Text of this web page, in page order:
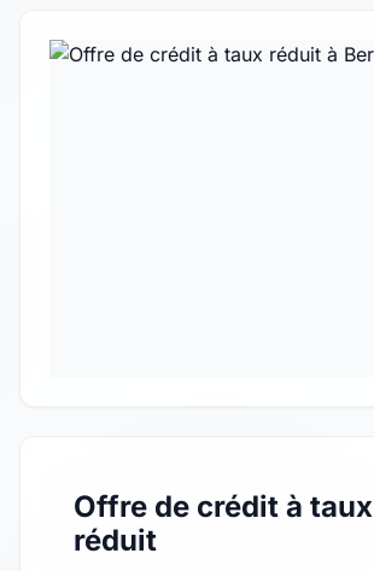
Offre de crédit à taux
réduit